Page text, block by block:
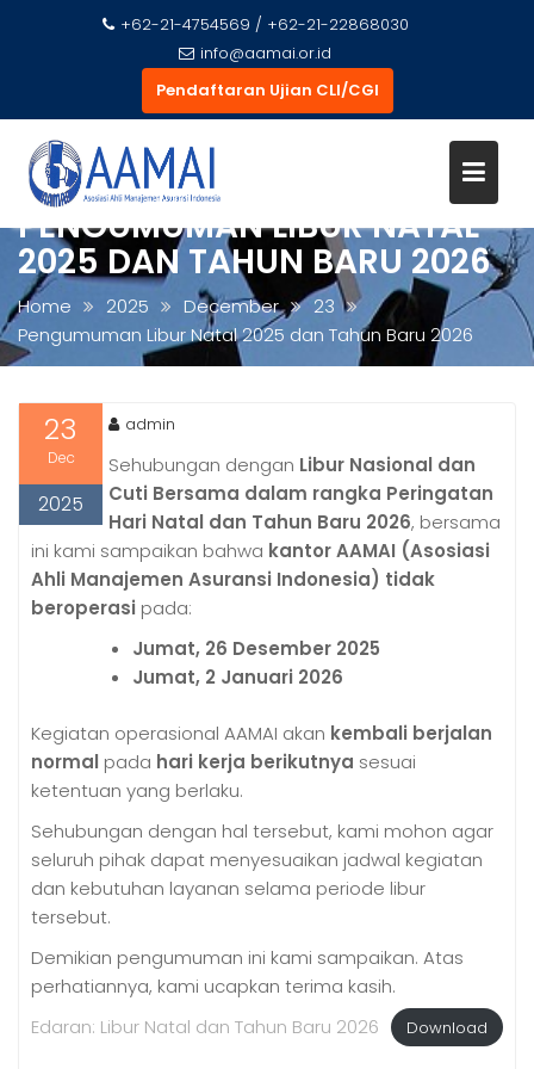
c
o
n
+62-21-4754569 / +62-21-22868030
info@aamai.or.id
Pendaftaran Ujian CLI/CGI
PENGUMUMAN LIBUR NATAL
2025 DAN TAHUN BARU 2026
Home 2025 December
23
Pengumuman Libur Natal 2025 dan Tahun Baru 2026
23
Dec
2025
admin
Sehubungan dengan Libur Nasional dan
Cuti Bersama dalam rangka Peringatan
Hari Natal dan Tahun Baru 2026, bersama
ini kami sampaikan bahwa kantor AAMAI (Asosiasi
Ahli Manajemen Asuransi Indonesia) tidak
beroperasi pada:
Jumat, 26 Desember 2025
Jumat, 2 Januari 2026
Kegiatan operasional AAMAI akan kembali berjalan
normal pada hari kerja berikutnya sesuai
ketentuan yang berlaku.
Sehubungan dengan hal tersebut, kami mohon agar
seluruh pihak dapat menyesuaikan jadwal kegiatan
dan kebutuhan layanan selama periode libur
tersebut.
Demikian pengumuman ini kami sampaikan. Atas
perhatiannya, kami ucapkan terima kasih.
Edaran: Libur Natal dan Tahun Baru 2026
Download